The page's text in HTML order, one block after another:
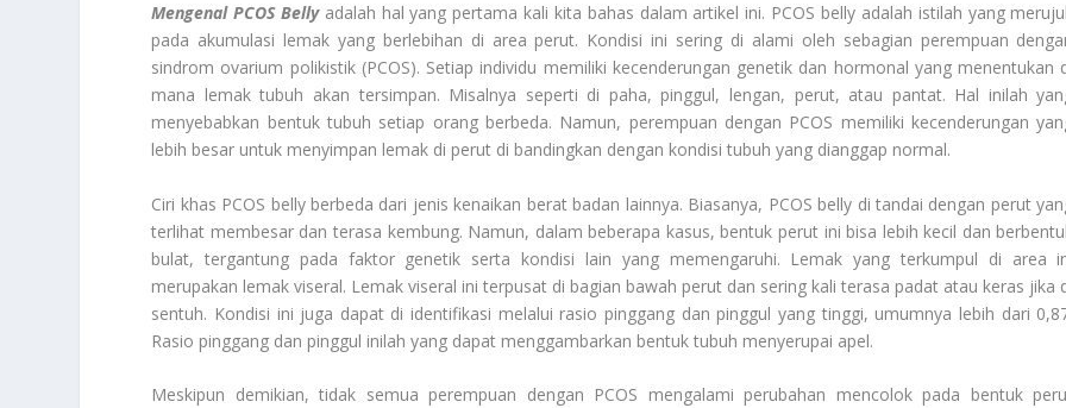
Mengenal PCOS Bellyadalah hal yang pertama kali kita bahas dalam artikel ini. PCOS belly adalah istilah yang
pada akumulasi lemak yang berlebihan di area perut. Kondisi ini sering di alami oleh sebagian perempuan
sindrom ovarium polikistik (PCOS). Setiap individu memiliki kecenderungan genetik dan hormonal yang menentukan
mana lemak tubuh akan tersimpan. Misalnya seperti di paha, pinggul, lengan, perut, atau pantat. Hal inilah
menyebabkan bentuk tubuh setiap orang berbeda. Namun, perempuan dengan PCOS memiliki kecenderungan
lebih besar untuk menyimpan lemak di perut di bandingkan dengan kondisi tubuh yang dianggap normal.
Ciri khas PCOS belly berbeda dari jenis kenaikan berat badan lainnya. Biasanya, PCOS belly di tandai dengan perut
terlihat membesar dan terasa kembung. Namun, dalam beberapa kasus, bentuk perut ini bisa lebih kecil dan
bulat, tergantung pada faktor genetik serta kondisi lain yang memengaruhi. Lemak yang terkumpul di area
merupakan lemak viseral. Lemak viseral ini terpusat di bagian bawah perut dan sering kali terasa padat atau keras jika
sentuh. Kondisi ini juga dapat di identifikasi melalui rasio pinggang dan pinggul yang tinggi, umumnya lebih dari
Rasio pinggang dan pinggul inilah yang dapat menggambarkan bentuk tubuh menyerupai apel.
Meskipun demikian, tidak semua perempuan dengan PCOS mengalami perubahan mencolok pada bentuk